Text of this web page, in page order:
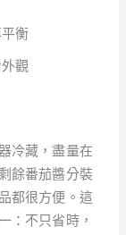
衡
觀
冷藏，盡量在
餘番茄醬分裝
都很方便。這
：不只省時，